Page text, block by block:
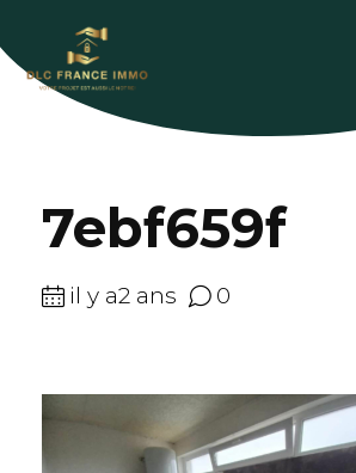
7ebf659f
il y a2 ans 0